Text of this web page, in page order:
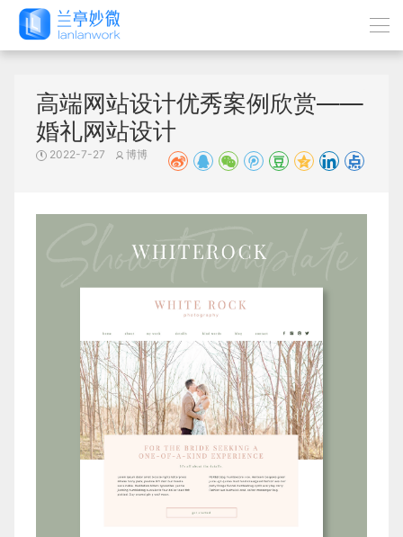
高端网站设计优秀案例欣赏——
婚礼网站设计
2022-7-27 博博